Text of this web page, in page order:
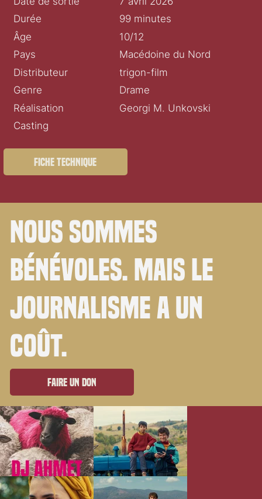
Durée
99 minutes
Âge
10/12
Pays
Macédoine du Nord
Distributeur
trigon-film
Genre
Drame
Réalisation
Georgi M. Unkovski
Casting
Fiche technique
Nous sommes
bénévoles. Mais le
journalisme a un
coût.
Faire un don